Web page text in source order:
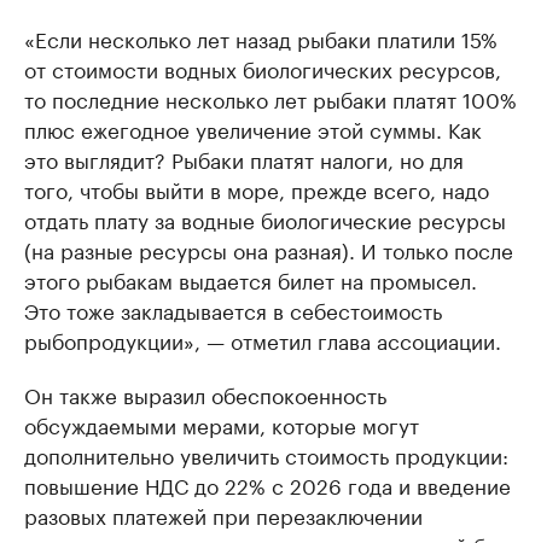
«Если несколько лет назад рыбаки платили 15%
от стоимости водных биологических ресурсов,
то последние несколько лет рыбаки платят 100%
плюс ежегодное увеличение этой суммы. Как
это выглядит? Рыбаки платят налоги, но для
того, чтобы выйти в море, прежде всего, надо
отдать плату за водные биологические ресурсы
(на разные ресурсы она разная). И только после
этого рыбакам выдается билет на промысел.
Это тоже закладывается в себестоимость
рыбопродукции», — отметил глава ассоциации.
Он также выразил обеспокоенность
обсуждаемыми мерами, которые могут
дополнительно увеличить стоимость продукции:
повышение НДС до 22% с 2026 года и введение
разовых платежей при перезаключении